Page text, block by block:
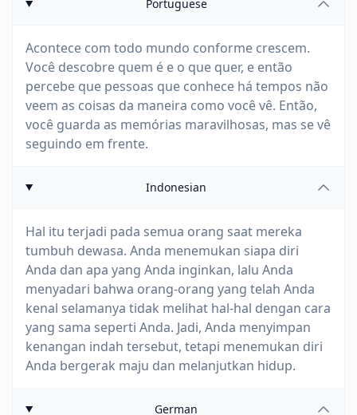
Portuguese
Acontece com todo mundo conforme crescem.
Você descobre quem é e o que quer, e então
percebe que pessoas que conhece há tempos não
veem as coisas da maneira como você vê. Então,
você guarda as memórias maravilhosas, mas se vê
seguindo em frente.
Indonesian
Hal itu terjadi pada semua orang saat mereka
tumbuh dewasa. Anda menemukan siapa diri
Anda dan apa yang Anda inginkan, lalu Anda
menyadari bahwa orang-orang yang telah Anda
kenal selamanya tidak melihat hal-hal dengan cara
yang sama seperti Anda. Jadi, Anda menyimpan
kenangan indah tersebut, tetapi menemukan diri
Anda bergerak maju dan melanjutkan hidup.
German